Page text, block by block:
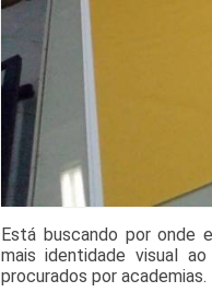
Está buscando por onde
mais identidade visual
procurados por academias.